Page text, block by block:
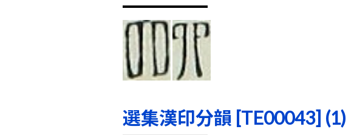
選集漢印分韻 [TE00043] (1)